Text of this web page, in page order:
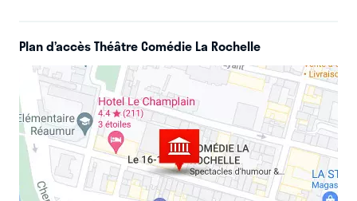
Plan d’accès Théâtre Comédie La Rochelle